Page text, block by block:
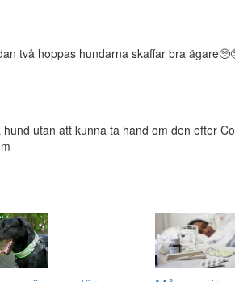
två hoppas hundarna skaffar bra
utan att kunna ta hand om den efter